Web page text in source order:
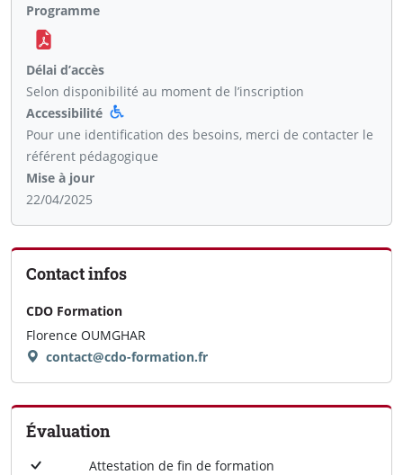
Programme
Délai d’accès
Selon disponibilité au moment de l’inscription
Accessibilité
Pour une identification des besoins, merci de contacter le
référent pédagogique
Mise à jour
22/04/2025
Contact infos
CDO Formation
Florence OUMGHAR
contact@cdo-formation.fr
Évaluation
Attestation de fin de formation